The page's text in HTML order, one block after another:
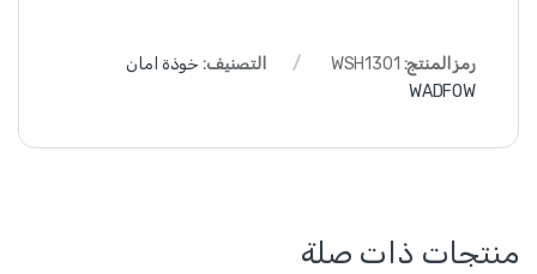
رمز المنتج: WSH1301 التصنيف: خوذة امان
WADFOW
منتجات ذات صلة